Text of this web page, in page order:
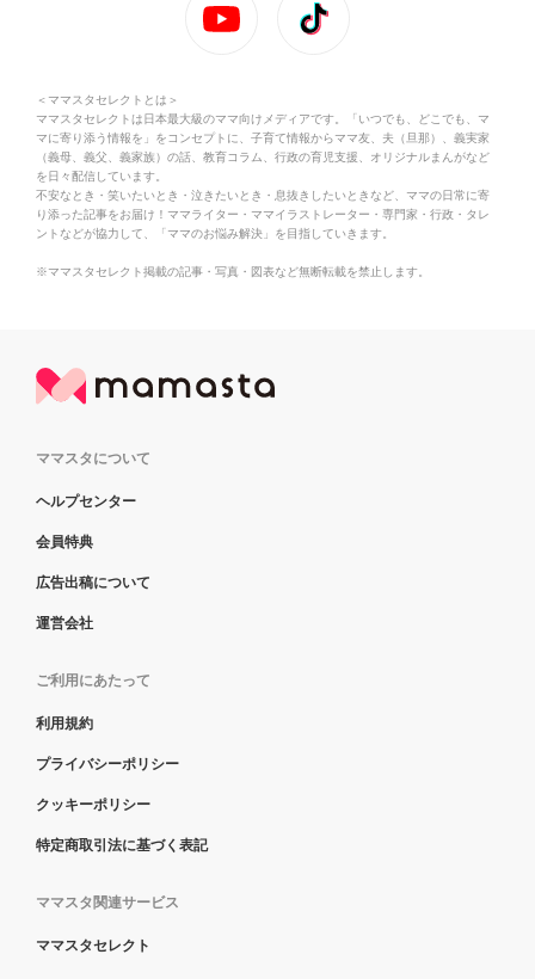
＜ママスタセレクトとは＞
ママスタセレクトは日本最大級のママ向けメディアです。「いつでも、どこでも、マ
マに寄り添う情報を」をコンセプトに、子育て情報からママ友、夫（旦那）、義実家
（義母、義父、義家族）の話、教育コラム、行政の育児支援、オリジナルまんがなど
を日々配信しています。
不安なとき・笑いたいとき・泣きたいとき・息抜きしたいときなど、ママの日常に寄
り添った記事をお届け！ママライター・ママイラストレーター・専門家・行政・タレ
ントなどが協力して、「ママのお悩み解決」を目指していきます。
※ママスタセレクト掲載の記事・写真・図表など無断転載を禁止します。
ママスタについて
ヘルプセンター
会員特典
広告出稿について
運営会社
ご利用にあたって
利用規約
プライバシーポリシー
クッキーポリシー
特定商取引法に基づく表記
ママスタ関連サービス
ママスタセレクト